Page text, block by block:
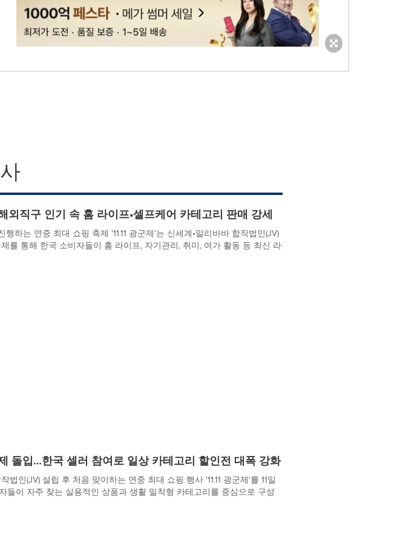
외직구 인기 속 홈 라이프•셀프케어 카테고리 판매 강세
행하는 연중 최대 쇼핑 축제 '11.11 광군제'는 신세계•알리바바 합작법인(JV)
를 통해 한국 소비자들이 홈 라이프, 자기관리, 취미, 여가 활동 등 최신 라
돌입…한국 셀러 참여로 일상 카테고리 할인전 대폭 강화
법인(JV) 설립 후 처음 맞이하는 연중 최대 쇼핑 행사 '11.11 광군제'를 11일
들이 자주 찾는 실용적인 상품과 생활 밀착형 카테고리를 중심으로 구성